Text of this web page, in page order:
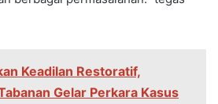
Keadilan Restoratif,
Gelar Perkara Kasus